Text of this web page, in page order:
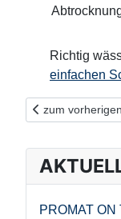
Richtig
einfachen
Vorheriger
zum
PROMAT